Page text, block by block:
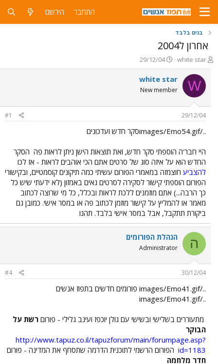
התחבר הירשם
בנים בלבד
אחרון ל2004
פ
ו
ת
ח
ה
ש
white star
פ
ו
ר
ם
ר
29/12/04
W
white star
New member
29/12/04
#1
../images/Emo54.gifסקר חדש ועדכונים
היי חבר'ה הוספתי סקר חדש, ואת תוצאות הישן ניתן לראות פה הסקר
החדש הוא על איזה סוג של סרטים אתם הכי אוהבים לראות - אז לכו
להצביע חוצמזה במאמרי הפורום עשיתי כמה תיקונים קוסמטיים, ובקישורי
הפורום הוספתי קישור לסקירה לסרטים גאים באמזון (לא ידעתי שיש כל
כך הרבה...) אתם מוזמנים ללכת לראות ובכלל, כל מי שרוצה לכתוב
מאמר או להמליץ על קישור מוזמן לכתוב פה או במסר אישי. כמובן גם
ביקורת תתקבל, אבל במסר אישי בלבד. תהנו
ה הנהלת הפורומים
Administrator
30/12/04
#4
../images/Emo41.gif פורומים חדשים בתפוז אנשים
../images/Emo41.gif
מתעוררים בשלישי ובשישי עם גולן יוכפז ועינב גלילי - פורום רשת על
הבוקר
http://www.tapuz.co.il/tapuzforum/main/forumpage.asp?
id=1183 הפורום הרשמי לתוכנית הדרמה שתסחף את המדינה - פורום
חדר מלחמה